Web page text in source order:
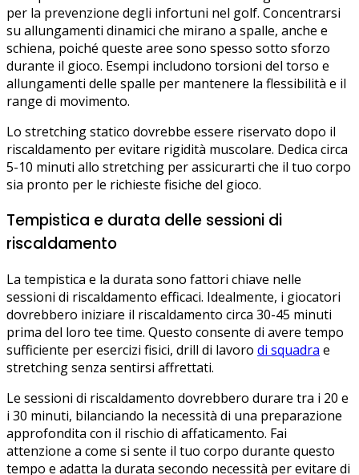
per la prevenzione degli infortuni nel golf. Concentrarsi
su allungamenti dinamici che mirano a spalle, anche e
schiena, poiché queste aree sono spesso sotto sforzo
durante il gioco. Esempi includono torsioni del torso e
allungamenti delle spalle per mantenere la flessibilità e il
range di movimento.
Lo stretching statico dovrebbe essere riservato dopo il
riscaldamento per evitare rigidità muscolare. Dedica circa
5-10 minuti allo stretching per assicurarti che il tuo corpo
sia pronto per le richieste fisiche del gioco.
Tempistica e durata delle sessioni di
riscaldamento
La tempistica e la durata sono fattori chiave nelle
sessioni di riscaldamento efficaci. Idealmente, i giocatori
dovrebbero iniziare il riscaldamento circa 30-45 minuti
prima del loro tee time. Questo consente di avere tempo
sufficiente per esercizi fisici, drill di lavoro di squadra e
stretching senza sentirsi affrettati.
Le sessioni di riscaldamento dovrebbero durare tra i 20 e
i 30 minuti, bilanciando la necessità di una preparazione
approfondita con il rischio di affaticamento. Fai
attenzione a come si sente il tuo corpo durante questo
tempo e adatta la durata secondo necessità per evitare di